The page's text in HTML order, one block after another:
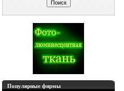
Популярные фирмы